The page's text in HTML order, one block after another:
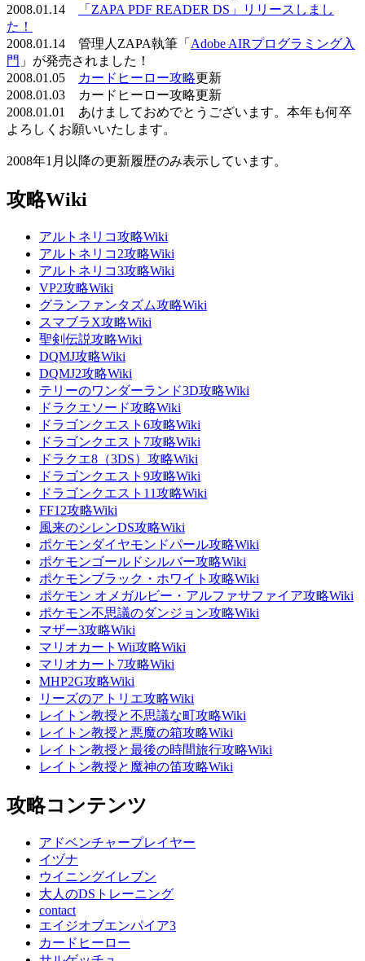
2008.01.14
「ZAPA PDF READER DS」リリースしまし
た！
2008.01.14 管理人ZAPA執筆「 Adobe AIRプログラミング入
門 」が発売されました！
2008.01.05
カードヒーロー攻略更新
2008.01.03 カードヒーロー攻略更新
2008.01.01 あけましておめでとうございます。本年も何卒
よろしくお願いいたします。
2008年1月以降の更新履歴のみ表示しています。
攻略Wiki
アルトネリコ攻略Wiki
アルトネリコ2攻略Wiki
アルトネリコ3攻略Wiki
VP2攻略Wiki
グランファンタズム攻略Wiki
スマブラX攻略Wiki
聖剣伝説攻略Wiki
DQMJ攻略Wiki
DQMJ2攻略Wiki
テリーのワンダーランド3D攻略Wiki
ドラクエソード攻略Wiki
ドラゴンクエスト6攻略Wiki
ドラゴンクエスト7攻略Wiki
ドラクエ8（3DS）攻略Wiki
ドラゴンクエスト9攻略Wiki
ドラゴンクエスト11攻略Wiki
FF12攻略Wiki
風来のシレンDS攻略Wiki
ポケモンダイヤモンドパール攻略Wiki
ポケモンゴールドシルバー攻略Wiki
ポケモンブラック・ホワイト攻略Wiki
ポケモン オメガルビー・アルファサファイア攻略Wiki
ポケモン不思議のダンジョン攻略Wiki
マザー3攻略Wiki
マリオカートWii攻略Wiki
マリオカート7攻略Wiki
MHP2G攻略Wiki
リーズのアトリエ攻略Wiki
レイトン教授と不思議な町攻略Wiki
レイトン教授と悪魔の箱攻略Wiki
レイトン教授と最後の時間旅行攻略Wiki
レイトン教授と魔神の笛攻略Wiki
攻略コンテンツ
アドベンチャープレイヤー
イヅナ
ウイニングイレブン
大人のDSトレーニング
contact
エイジオブエンパイア3
カードヒーロー